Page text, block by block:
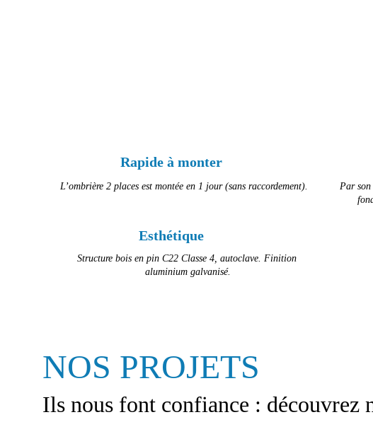
Rapide à monter
Par son
L’ombrière 2 places est montée en 1 jour (sans raccordement).
Esthétique
Structure bois en pin C22 Classe 4, autoclave. Finition
aluminium galvanisé.
NOS PROJETS
Ils nous font confiance : découvrez